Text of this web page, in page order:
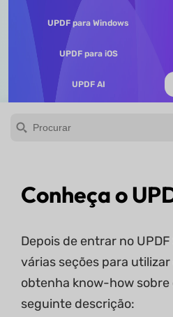
UPDF para Windows
UPDF para iOS
UPDF AI
Conheça o
Depois de entrar no
várias seções para
obtenha know-how sobre
seguinte descrição: